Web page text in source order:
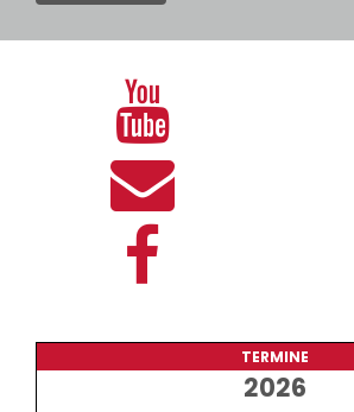
TERMINE
2026